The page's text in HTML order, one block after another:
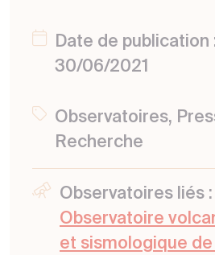
Date de publication
30/06/2021
Observatoires,
Recherche
Observatoires liés :
Observatoire
et sismologique de